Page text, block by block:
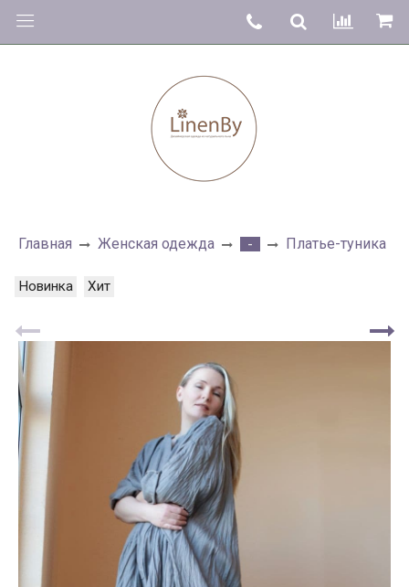
Главная Женская одежда - Платье-туника
Новинка Хит